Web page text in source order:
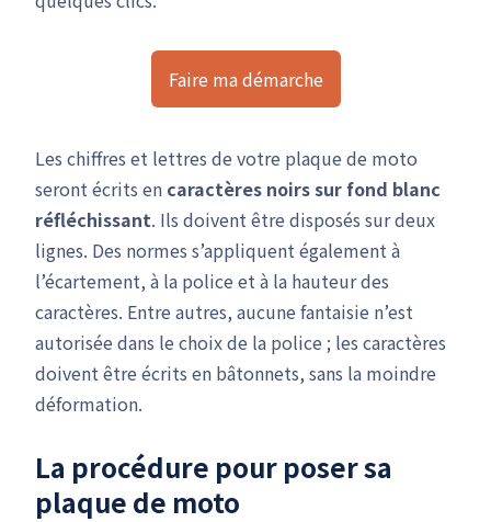
Faire ma démarche
Les chiffres et lettres de votre plaque de moto
seront écrits en caractères noirs sur fond blanc
réfléchissant. Ils doivent être disposés sur deux
lignes. Des normes s’appliquent également à
l’écartement, à la police et à la hauteur des
caractères. Entre autres, aucune fantaisie n’est
autorisée dans le choix de la police ; les caractères
doivent être écrits en bâtonnets, sans la moindre
déformation.
La procédure pour poser sa
plaque de moto